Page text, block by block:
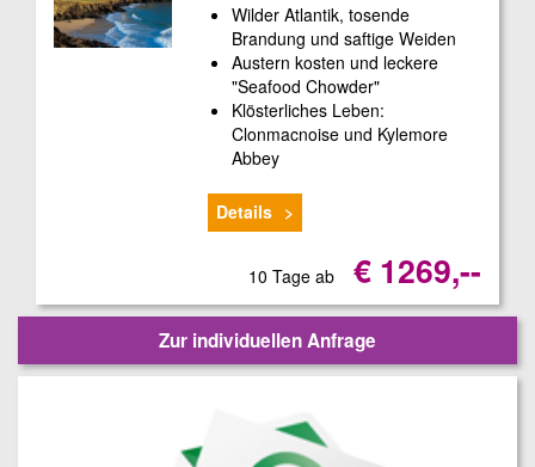
Wilder Atlantik, tosende
Brandung und saftige Weiden
Austern kosten und leckere
"Seafood Chowder"
Klösterliches Leben:
Clonmacnoise und Kylemore
Abbey
Details
10 Tage ab € 1269,--
Zur individuellen Anfrage